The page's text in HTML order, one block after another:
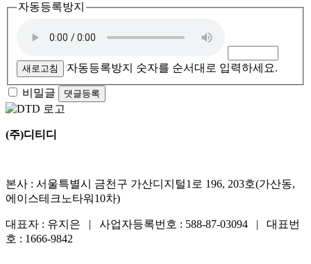
자동등록방지
새로고침 자동등록방지 숫자를 순서대로 입력하세요.
비밀글 댓글등록
(주)디티디
본사 : 서울특별시 금천구 가산디지털1로 196, 203호(가산동,
에이스테크노타워10차)
대표자 : 유지은 | 사업자등록번호 : 588-87-03094 | 대표번
호 : 1666-9842